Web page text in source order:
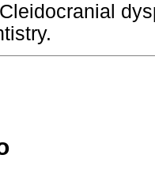
Cleidocranial